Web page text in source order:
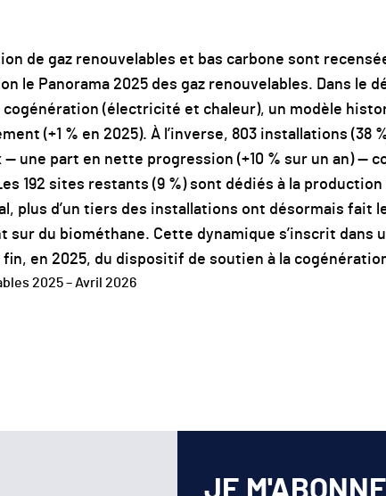
de gaz renouvelables et bas carbone sont
le Panorama 2025 des gaz renouvelables. Dans le
(électricité et chaleur), un modèle
(+1 % en 2025). À l’inverse, 803 installations (38
— une part en nette progression (+10 % sur un an) —
192 sites restants (9 %) sont dédiés à la
plus d’un tiers des installations ont désormais fait
sur du biométhane. Cette dynamique s’inscrit dans
en 2025, du dispositif de soutien à la
2025 – Avril 2026